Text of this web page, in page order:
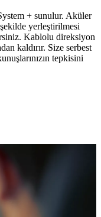
+ sunulur. Aküler
yerleştirilmesi
Kablolu direksiyon
kaldırır. Size serbest
tepkisini